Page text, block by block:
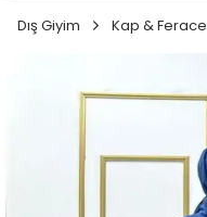
Dış Giyim Kap & Ferace